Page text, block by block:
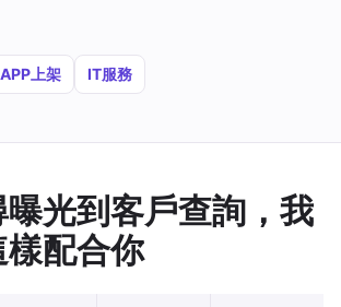
APP上架 IT服務
光到客戶查詢，我
配合你